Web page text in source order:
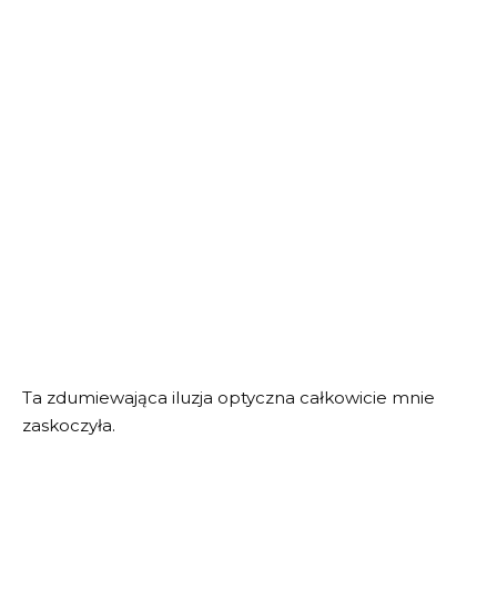
Ta zdumiewająca iluzja optyczna całkowicie mnie
zaskoczyła.